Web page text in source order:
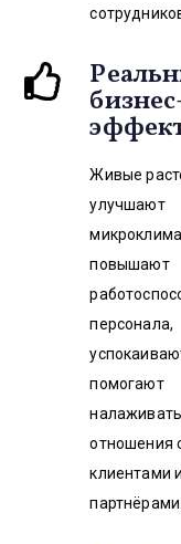
Живые
улучшают
повышают
персонала,
помогают
налаживать
отношения
клиентами и
партнёрами.